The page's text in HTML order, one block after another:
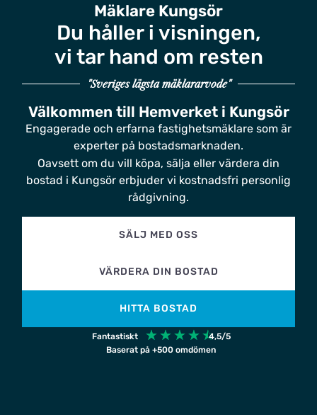
Mäklare Kungsör
Du håller i visningen,
vi tar hand om resten
"Sveriges lägsta mäklararvode"
Välkommen till Hemverket i Kungsör
Engagerade och erfarna fastighetsmäklare som är
experter på bostadsmarknaden.
Oavsett om du vill köpa, sälja eller värdera din
bostad i Kungsör erbjuder vi kostnadsfri personlig
rådgivning.
SÄLJ MED OSS
VÄRDERA DIN BOSTAD
HITTA BOSTAD
Fantastiskt ☆☆☆☆☆4,5/5
Baserat på +500 omdömen